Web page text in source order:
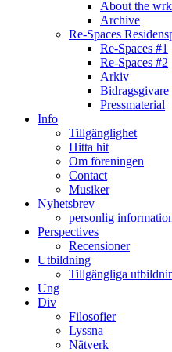
About the
Archive
Re-Spaces
Re-Spaces #1
Re-Spaces #2
Arkiv
Bidragsgivare
Pressmaterial
Info
Tillgänglighet
Hitta hit
Om föreningen
Contact
Musiker
Nyhetsbrev
personlig
Perspectives
Recensioner
Utbildning
Tillgängliga
Ung
Div
Filosofier
Lyssna
Nätverk